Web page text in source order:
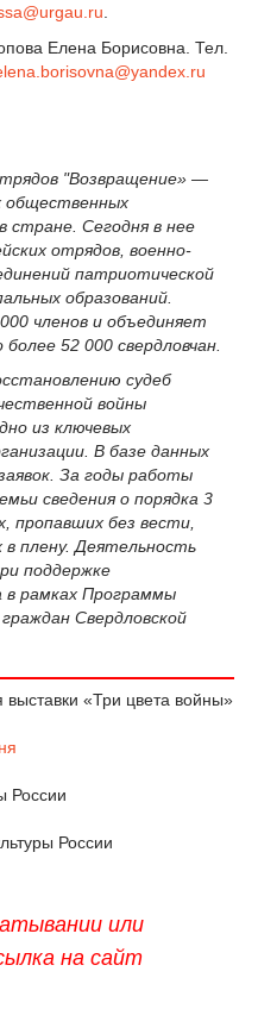
.
Елена Борисовна. Тел.
"Возвращение» —
общественных
стране. Сегодня в нее
отрядов, военно-
патриотической
образований.
членов и объединяет
52 000 свердловчан.
судеб
войны
из ключевых
В базе данных
За годы работы
сведения о порядка 3
пропавших без вести,
плену. Деятельность
поддержке
в рамках Программы
Свердловской
выставки «Три цвета войны»
России
России
или
на сайт